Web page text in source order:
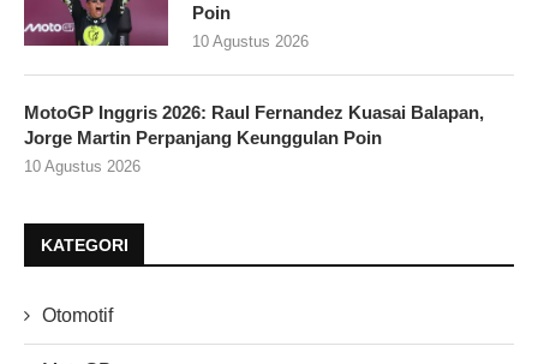
Poin
10 Agustus 2026
MotoGP Inggris 2026: Raul Fernandez Kuasai Balapan,
Jorge Martin Perpanjang Keunggulan Poin
10 Agustus 2026
KATEGORI
Otomotif